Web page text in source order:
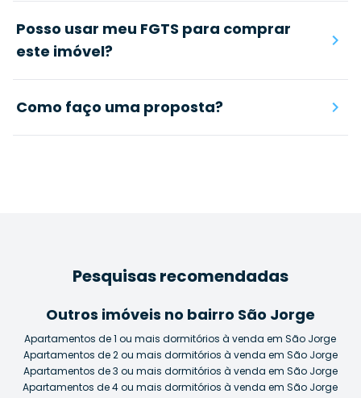
Posso usar meu FGTS para comprar
este imóvel?
Como faço uma proposta?
Pesquisas recomendadas
Outros imóveis no bairro São Jorge
Apartamentos de 1 ou mais dormitórios à venda em São Jorge
Apartamentos de 2 ou mais dormitórios à venda em São Jorge
Apartamentos de 3 ou mais dormitórios à venda em São Jorge
Apartamentos de 4 ou mais dormitórios à venda em São Jorge